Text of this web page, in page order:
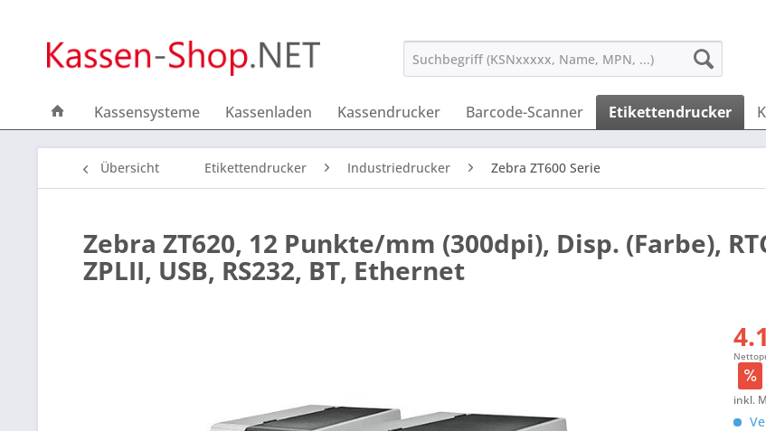
Kassensysteme Kassenladen Kassendrucker Barcode-Scanner Etikettendrucker
Übersicht Etikettendrucker Industriedrucker Zebra ZT600 Serie
Zebra ZT620, 12 Punkte/mm (300dpi), Disp. (Farbe),
ZPLII, USB, RS232, BT, Ethernet
inkl.